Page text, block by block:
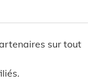
sur tout